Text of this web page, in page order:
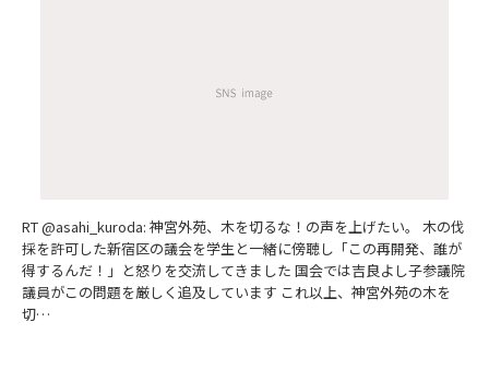
RT @asahi_kuroda: 神宮外苑、木を切るな！の声を上げたい。 木の伐
採を許可した新宿区の議会を学生と一緒に傍聴し「この再開発、誰が
得するんだ！」と怒りを交流してきました 国会では吉良よし子参議院
議員がこの問題を厳しく追及しています これ以上、神宮外苑の木を
切…